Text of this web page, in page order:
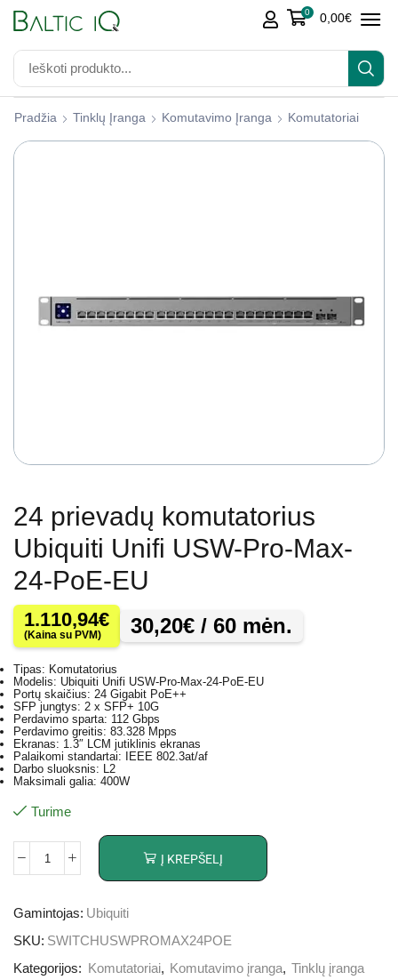
0 0,00€
Pradžia Tinklų Įranga Komutavimo Įranga Komutatoriai
24 prievadų komutatorius
Ubiquiti Unifi USW-Pro-Max-
24-PoE-EU
1.110,94€
(Kaina su PVM) 30,20€ / 60 mėn.
Tipas: Komutatorius
Modelis: Ubiquiti Unifi USW-Pro-Max-24-PoE-EU
Portų skaičius: 24 Gigabit PoE++
SFP jungtys: 2 x SFP+ 10G
Perdavimo sparta: 112 Gbps
Perdavimo greitis: 83.328 Mpps
Ekranas: 1.3″ LCM jutiklinis ekranas
Palaikomi standartai: IEEE 802.3at/af
Darbo sluoksnis: L2
Maksimali galia: 400W
Turime
Į KREPŠELĮ
Gamintojas: Ubiquiti
SKU: SWITCHUSWPROMAX24POE
Kategorijos:
Komutatoriai, Komutavimo įranga, Tinklų įranga